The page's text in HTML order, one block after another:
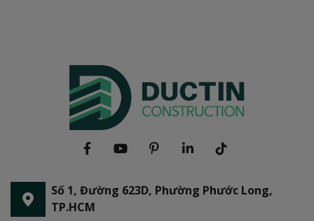
Số 1, Đường 623D, Phường Phước Long,
TP.HCM